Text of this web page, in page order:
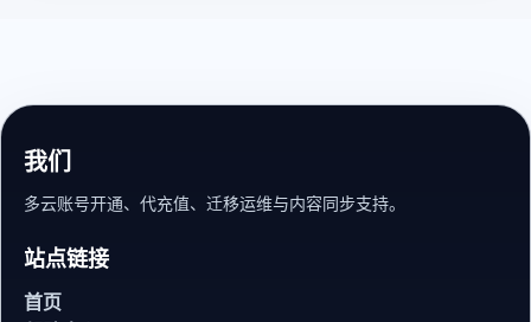
我们
多云账号开通、代充值、迁移运维与内容同步支持。
站点链接
首页